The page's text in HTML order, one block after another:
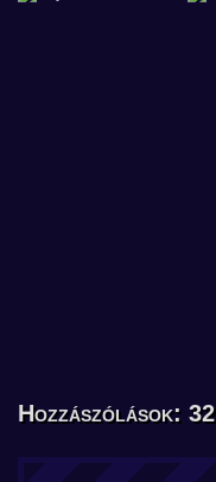
Hozzászólások: 32